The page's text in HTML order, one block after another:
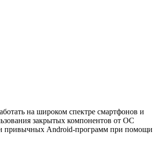
на широком спектре смартфонов и
закрытых компонентов от ОС
привычных Android-программ при помощи